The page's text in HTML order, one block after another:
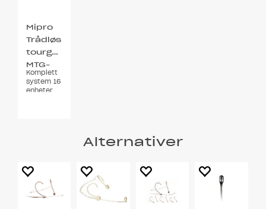
Mipro
Trådløs
tourguide
MTG-
100
Sett
Komplett
system 16
enheter
Alternativer